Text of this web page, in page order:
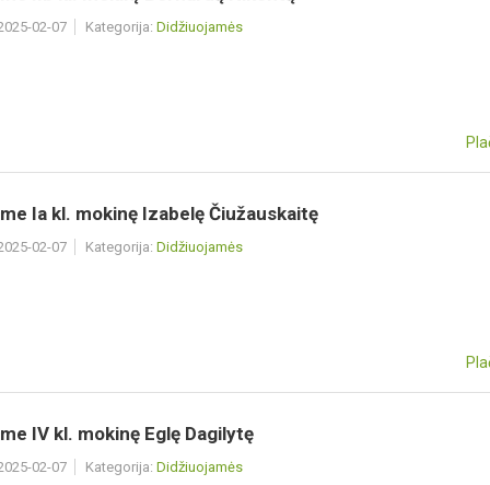
02-07 Kategorija: Didžiuojamės
Ia kl. mokinę Izabelę Čiužauskaitę
02-07 Kategorija: Didžiuojamės
IV kl. mokinę Eglę Dagilytę
02-07 Kategorija: Didžiuojamės